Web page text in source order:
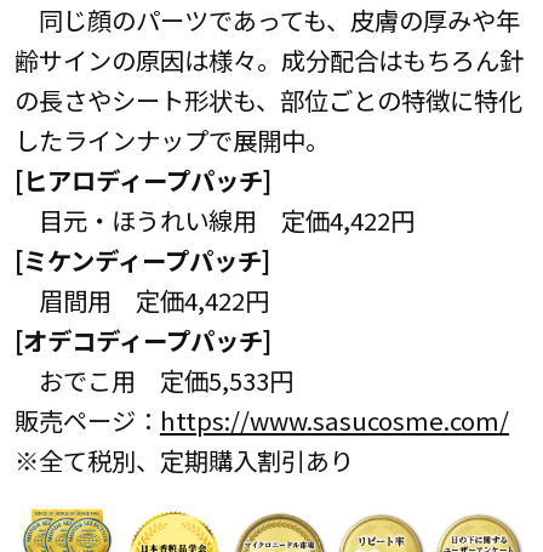
同じ顔のパーツであっても、皮膚の厚みや年
齢サインの原因は様々。成分配合はもちろん針
の長さやシート形状も、部位ごとの特徴に特化
したラインナップで展開中。
[ヒアロディープパッチ]
目元・ほうれい線用 定価4,422円
[ミケンディープパッチ]
眉間用 定価4,422円
[オデコディープパッチ]
おでこ用 定価5,533円
販売ページ： https://www.sasucosme.com/
※全て税別、定期購入割引あり